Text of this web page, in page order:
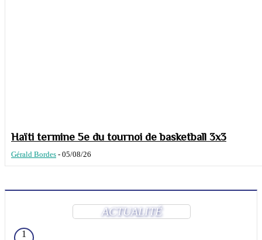
Haïti termine 5e du tournoi de basketball 3x3
Gérald Bordes - 05/08/26
ACTUALITÉ
1